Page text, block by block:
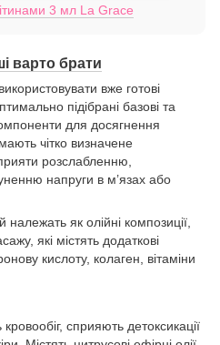
3 мл La Grace
варто брати
вже готові
підібрані базові та
для досягнення
чітко визначене
розслабленню,
напруги в м’язах або
як олійні композиції,
які містять додаткові
кислоту, колаген, вітаміни
кровообіг, сприяють детоксикації